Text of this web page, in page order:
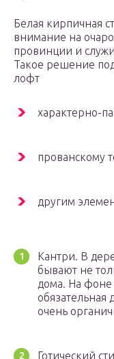
Белая кирпичная
внимание на
провинции и
Такое решение
лофт
характерно-
прованскому
другим
Кантри. В
бывают не
дома. На фоне
обязательная
очень
Готический